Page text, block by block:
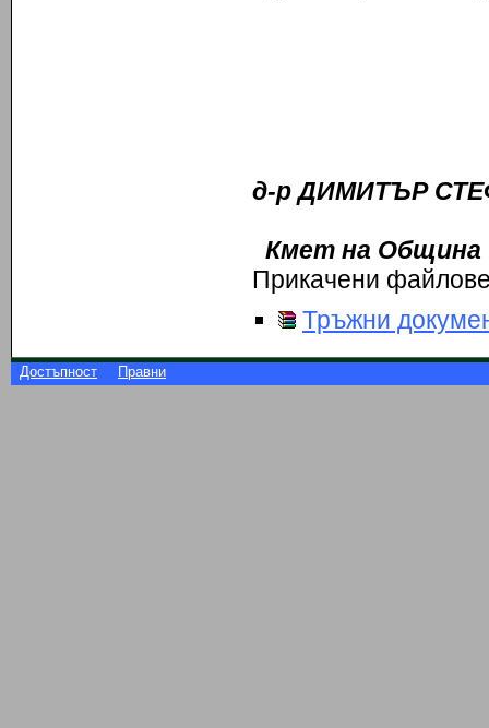
д-рДИМИТЪР
Кмет на Община
Прикачени
Тръжни
Достъпност Правни